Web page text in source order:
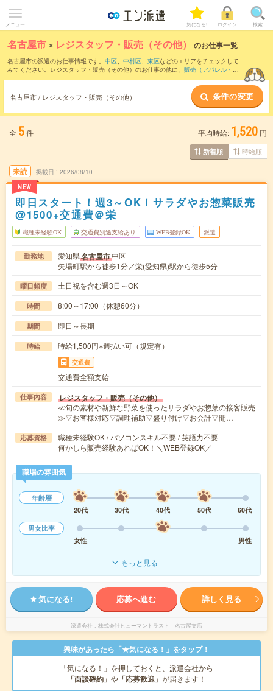
メニュー 気になる! ログイン 検索
名古屋市 × レジスタッフ・販売（その他） のお仕事一覧
名古屋市の派遣のお仕事情報です。 中区、 中村区、 東区などのエリアをチェックして
みてください。レジスタッフ・販売（その他）のお仕事の他に、 販売（アパレル・フ
などを取り揃えています。さらに、短期
・単発などの期間や、 職種未経験OK などのこだわり条件で絞り込んでいただけます。
職種辞典：
レジスタッフ・販売（その他）のお仕事とは？とは？
名古屋市 / レジスタッフ・販売（その他） 条件の変更
全 5件 平均時給: 1,520 円
新着順 時給順
未読
NEW
掲載日 2026/08/10
即日スタート！週3～OK！サラダやお惣菜販売
@1500+交通費＠栄
職種未経験OK 交通費別途支給あり WEB登録OK 派遣
勤務地 愛知県名古屋市中区
矢場町駅から徒歩1分／栄(愛知県)駅から徒歩5分
曜日頻度 土日祝を含む週3日～OK
時間 8:00～17:00（休憩60分）
期間 即日～長期
時給 時給1,500円※週払い可（規定有）
交通費
交通費全額支給
仕事内容 レジスタッフ・販売（その他）
≪旬の素材や新鮮な野菜を使ったサラダやお惣菜の接客販売
≫▽お客様対応▽調理補助▽盛り付け▽お会計▽開…
応募資格
職種未経験OK / パソコンスキル不要 / 英語力不要
何かしら販売経験あればOK！＼WEB登録OK／
職場の雰囲気
年齢層
20代
30代 40代 50代
60代
男女比率
女性
男性
もっと見る
気になる! 応募へ進む 詳しく見る
派遣会社 株式会社ヒューマントラスト 名古屋支店
興味があったら「★気になる！」をタップ！
「気になる！」を押しておくと、派遣会社から
「面談確約」 や 「応募歓迎」 が届きます！